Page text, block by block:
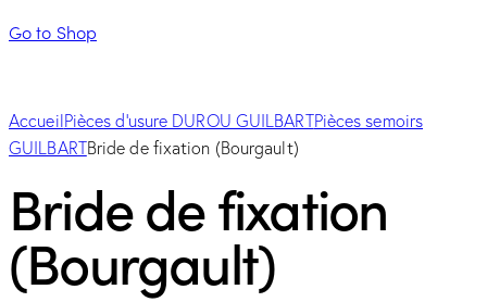
Go to Shop
AccueilPièces d'usure DUROU GUILBARTPièces semoirs
GUILBARTBride de fixation (Bourgault)
Bride de fixation
(Bourgault)